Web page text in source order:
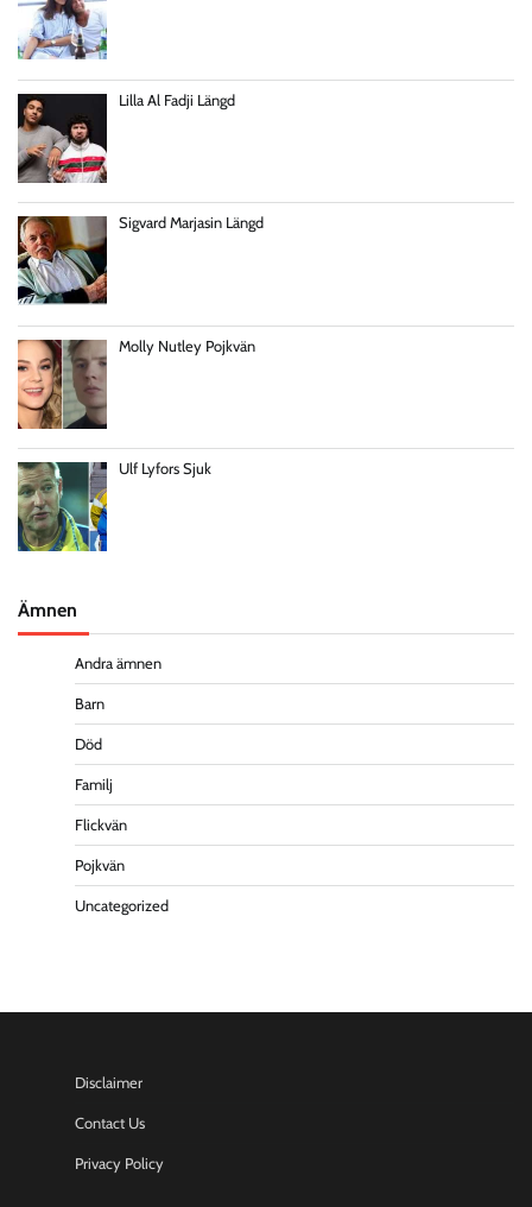
Lilla Al Fadji Längd
Sigvard Marjasin Längd
Molly Nutley Pojkvän
Ulf Lyfors Sjuk
Ämnen
Andra ämnen
Barn
Död
Familj
Flickvän
Pojkvän
Uncategorized
Disclaimer
Contact Us
Privacy Policy